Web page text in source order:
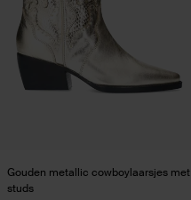
Gouden metallic cowboylaarsjes met
studs